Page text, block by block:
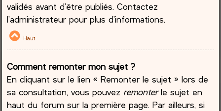
validés avant d’être publiés. Contactez
l’administrateur pour plus d’informations.
Haut
Comment remonter mon sujet ?
En cliquant sur le lien « Remonter le sujet » lors de
sa consultation, vous pouvez remonterle sujet en
haut du forum sur la première page. Par ailleurs, si